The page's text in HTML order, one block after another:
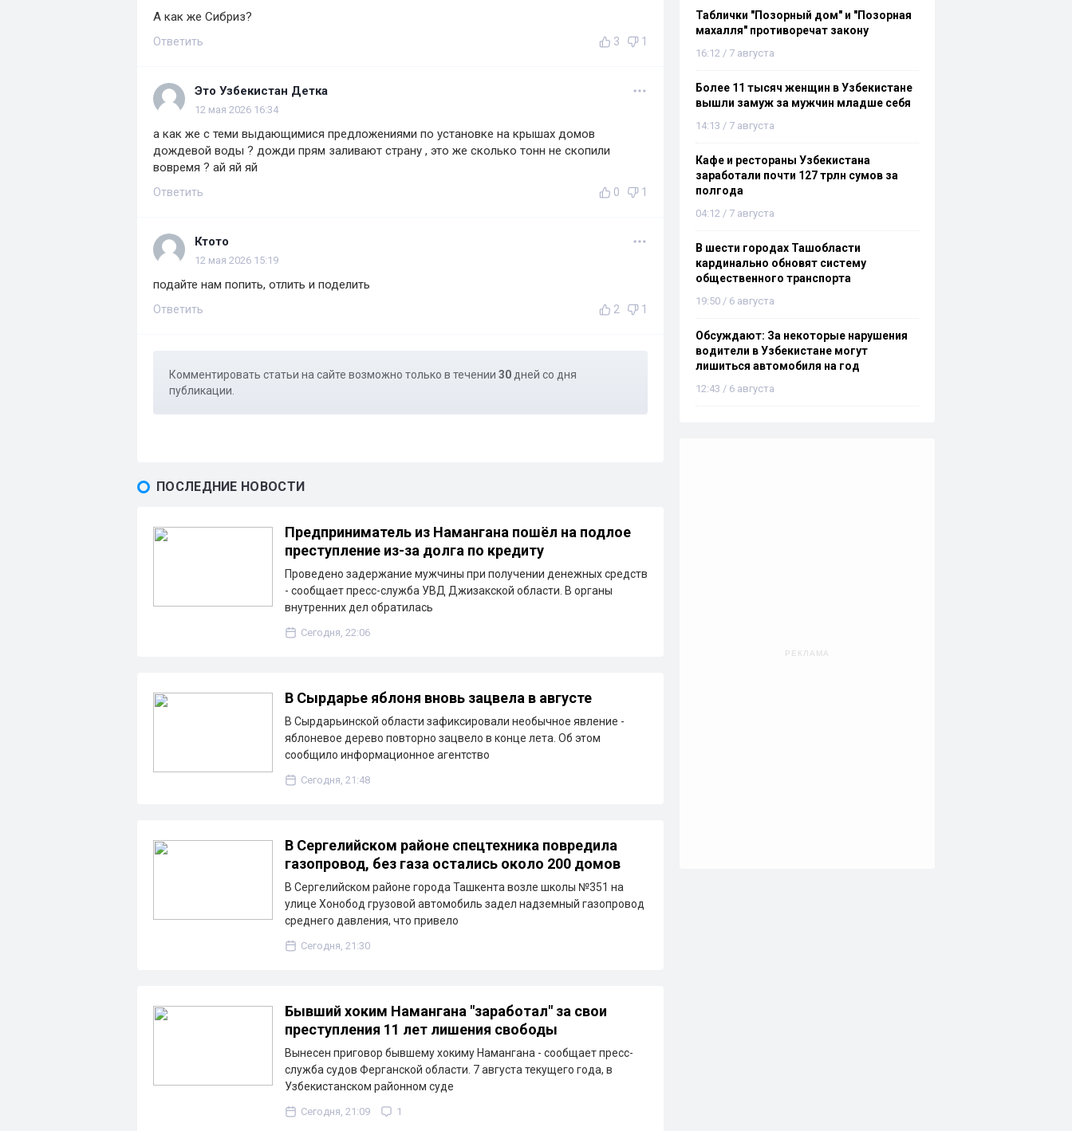
А как же Сибриз?
Ответить 3 1
Это Узбекистан Детка
12 мая 2026 16:34
а как же с теми выдающимися предложениями по установке на крышах домов
дождевой воды ? дожди прям заливают страну , это же сколько тонн не скопили
вовремя ? ай яй яй
Ответить 0 1
Ктото
12 мая 2026 15:19
подайте нам попить, отлить и поделить
Ответить 2 1
Комментировать статьи на сайте возможно только в течении 30 дней со дня
публикации.
ПОСЛЕДНИЕ НОВОСТИ
Предприниматель из Намангана пошёл на подлое
преступление из-за долга по кредиту
Проведено задержание мужчины при получении денежных средств
- сообщает пресс-служба УВД Джизакской области. В органы
внутренних дел обратилась
Сегодня, 22:06
В Сырдарье яблоня вновь зацвела в августе
В Сырдарьинской области зафиксировали необычное явление -
яблоневое дерево повторно зацвело в конце лета. Об этом
сообщило информационное агентство
Сегодня, 21:48
В Сергелийском районе спецтехника повредила
газопровод, без газа остались около 200 домов
В Сергелийском районе города Ташкента возле школы №351 на
улице Хонобод грузовой автомобиль задел надземный газопровод
среднего давления, что привело
Сегодня, 21:30
Бывший хоким Намангана "заработал" за свои
преступления 11 лет лишения свободы
Вынесен приговор бывшему хокиму Намангана - сообщает пресс-
служба судов Ферганской области. 7 августа текущего года, в
Узбекистанском районном суде
Сегодня, 21:09 1
Таблички "Позорный дом" и "Позорная
махалля" противоречат закону
16:12 / 7 августа
Более 11 тысяч женщин в Узбекистане
вышли замуж за мужчин младше себя
14:13 / 7 августа
Кафе и рестораны Узбекистана
заработали почти 127 трлн сумов за
полгода
04:12 / 7 августа
В шести городах Ташобласти
кардинально обновят систему
общественного транспорта
19:50 / 6 августа
Обсуждают: За некоторые нарушения
водители в Узбекистане могут
лишиться автомобиля на год
12:43 / 6 августа